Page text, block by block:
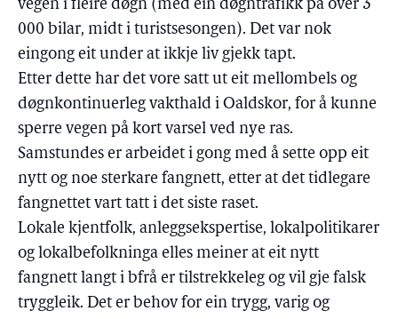
vegen i fleire døgn (med ein døgntrafikk på over 3
000 bilar, midt i turistsesongen). Det var nok
eingong eit under at ikkje liv gjekk tapt.
Etter dette har det vore satt ut eit mellombels og
døgnkontinuerleg vakthald i Oaldskor, for å kunne
sperre vegen på kort varsel ved nye ras.
Samstundes er arbeidet i gong med å sette opp eit
nytt og noe sterkare fangnett, etter at det tidlegare
fangnettet vart tatt i det siste raset.
Lokale kjentfolk, anleggsekspertise, lokalpolitikarer
og lokalbefolkninga elles meiner at eit nytt
fangnett langt i bfrå er tilstrekkeleg og vil gje falsk
tryggleik. Det er behov for ein trygg, varig og